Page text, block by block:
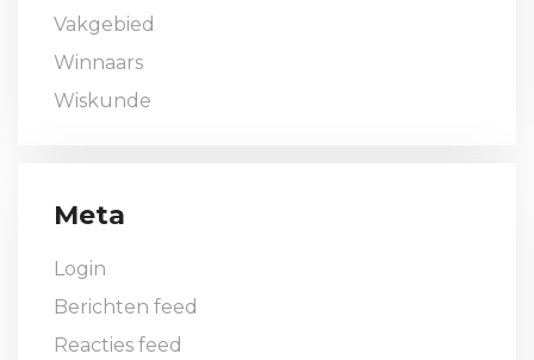
Vakgebied
Winnaars
Wiskunde
Meta
Login
Berichten feed
Reacties feed